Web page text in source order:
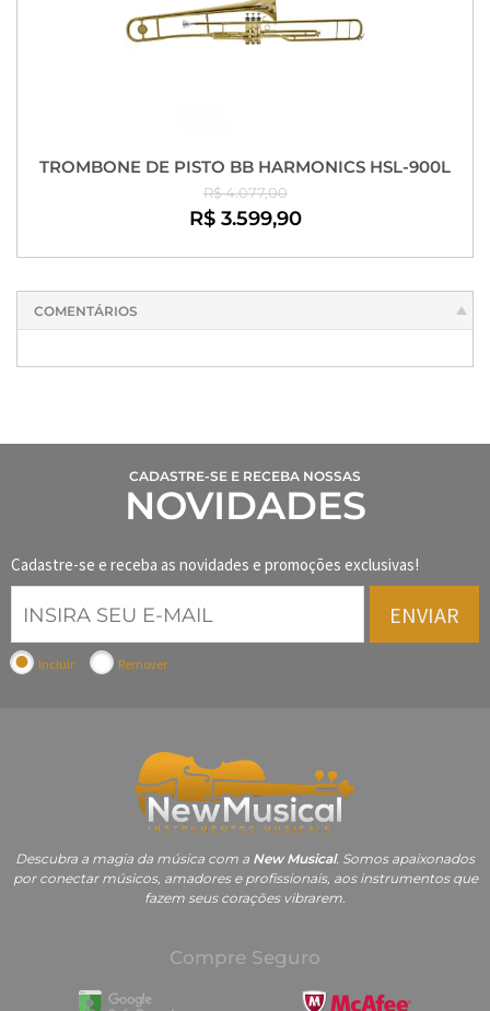
TROMBONE DE PISTO BB HARMONICS HSL-900L
R$ 4.077,00
R$ 3.599,90
COMENTÁRIOS
CADASTRE-SE E RECEBA NOSSAS
NOVIDADES
Cadastre-se e receba as novidades e promoções exclusivas!
ENVIAR
Incluir Remover
Descubra a magia da música com a New Musical. Somos apaixonados
por conectar músicos, amadores e profissionais, aos instrumentos que
fazem seus corações vibrarem.
Compre Seguro